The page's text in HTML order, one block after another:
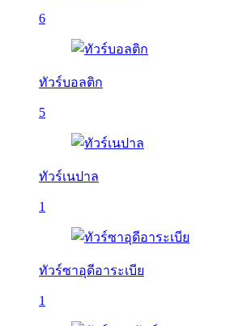
6
ทัวร์บอลติก
5
ทัวร์เนปาล
1
ทัวร์ซาอุดีอาระเบีย
1